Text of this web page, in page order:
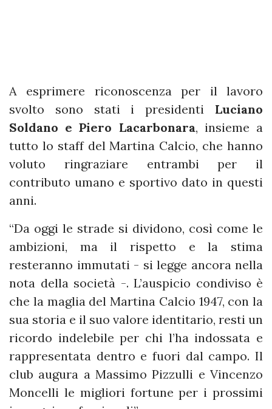
A esprimere riconoscenza per il lavoro
svolto sono stati i presidenti Luciano
Soldano e Piero Lacarbonara, insieme a
tutto lo staff del Martina Calcio, che hanno
voluto ringraziare entrambi per il
contributo umano e sportivo dato in questi
anni.
“Da oggi le strade si dividono, così come le
ambizioni, ma il rispetto e la stima
resteranno immutati - si legge ancora nella
nota della società -. L’auspicio condiviso è
che la maglia del Martina Calcio 1947, con la
sua storia e il suo valore identitario, resti un
ricordo indelebile per chi l’ha indossata e
rappresentata dentro e fuori dal campo. Il
club augura a Massimo Pizzulli e Vincenzo
Moncelli le migliori fortune per i prossimi